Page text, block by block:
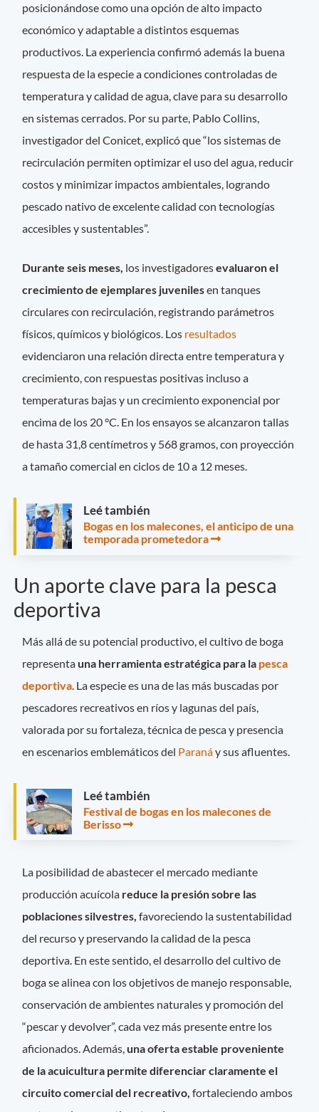
posicionándose como una opción de alto impacto
económico y adaptable a distintos esquemas
productivos. La experiencia confirmó además la buena
respuesta de la especie a condiciones controladas de
temperatura y calidad de agua, clave para su desarrollo
en sistemas cerrados. Por su parte, Pablo Collins,
investigador del Conicet, explicó que “los sistemas de
recirculación permiten optimizar el uso del agua, reducir
costos y minimizar impactos ambientales, logrando
pescado nativo de excelente calidad con tecnologías
accesibles y sustentables”.
Durante seis meses, los investigadoresevaluaron el
crecimiento de ejemplares juvenilesen tanques
circulares con recirculación, registrando parámetros
físicos, químicos y biológicos. Los resultados
evidenciaron una relación directa entre temperatura y
crecimiento, con respuestas positivas incluso a
temperaturas bajas y un crecimiento exponencial por
encima de los 20 °C. En los ensayos se alcanzaron tallas
de hasta 31,8 centímetros y 568 gramos, con proyección
a tamaño comercial en ciclos de 10 a 12 meses.
Leé también
Bogas en los malecones, el anticipo de una
temporada prometedora
Un aporte clave para la pesca
deportiva
Más allá de su potencial productivo, el cultivo de boga
representa una herramienta estratégica para la pesca
deportiva . La especie es una de las más buscadas por
pescadores recreativos en ríos y lagunas del país,
valorada por su fortaleza, técnica de pesca y presencia
en escenarios emblemáticos del Paranáy sus afluentes.
Leé también
Festival de bogas en los malecones de
Berisso
La posibilidad de abastecer el mercado mediante
producción acuícola reduce la presión sobre las
poblaciones silvestres, favoreciendo la sustentabilidad
del recurso y preservando la calidad de la pesca
deportiva. En este sentido, el desarrollo del cultivo de
boga se alinea con los objetivos de manejo responsable,
conservación de ambientes naturales y promoción del
“pescar y devolver”, cada vez más presente entre los
aficionados. Además, una oferta estable proveniente
de la acuicultura permite diferenciar claramente el
circuito comercial del recreativo,fortaleciendo ambos